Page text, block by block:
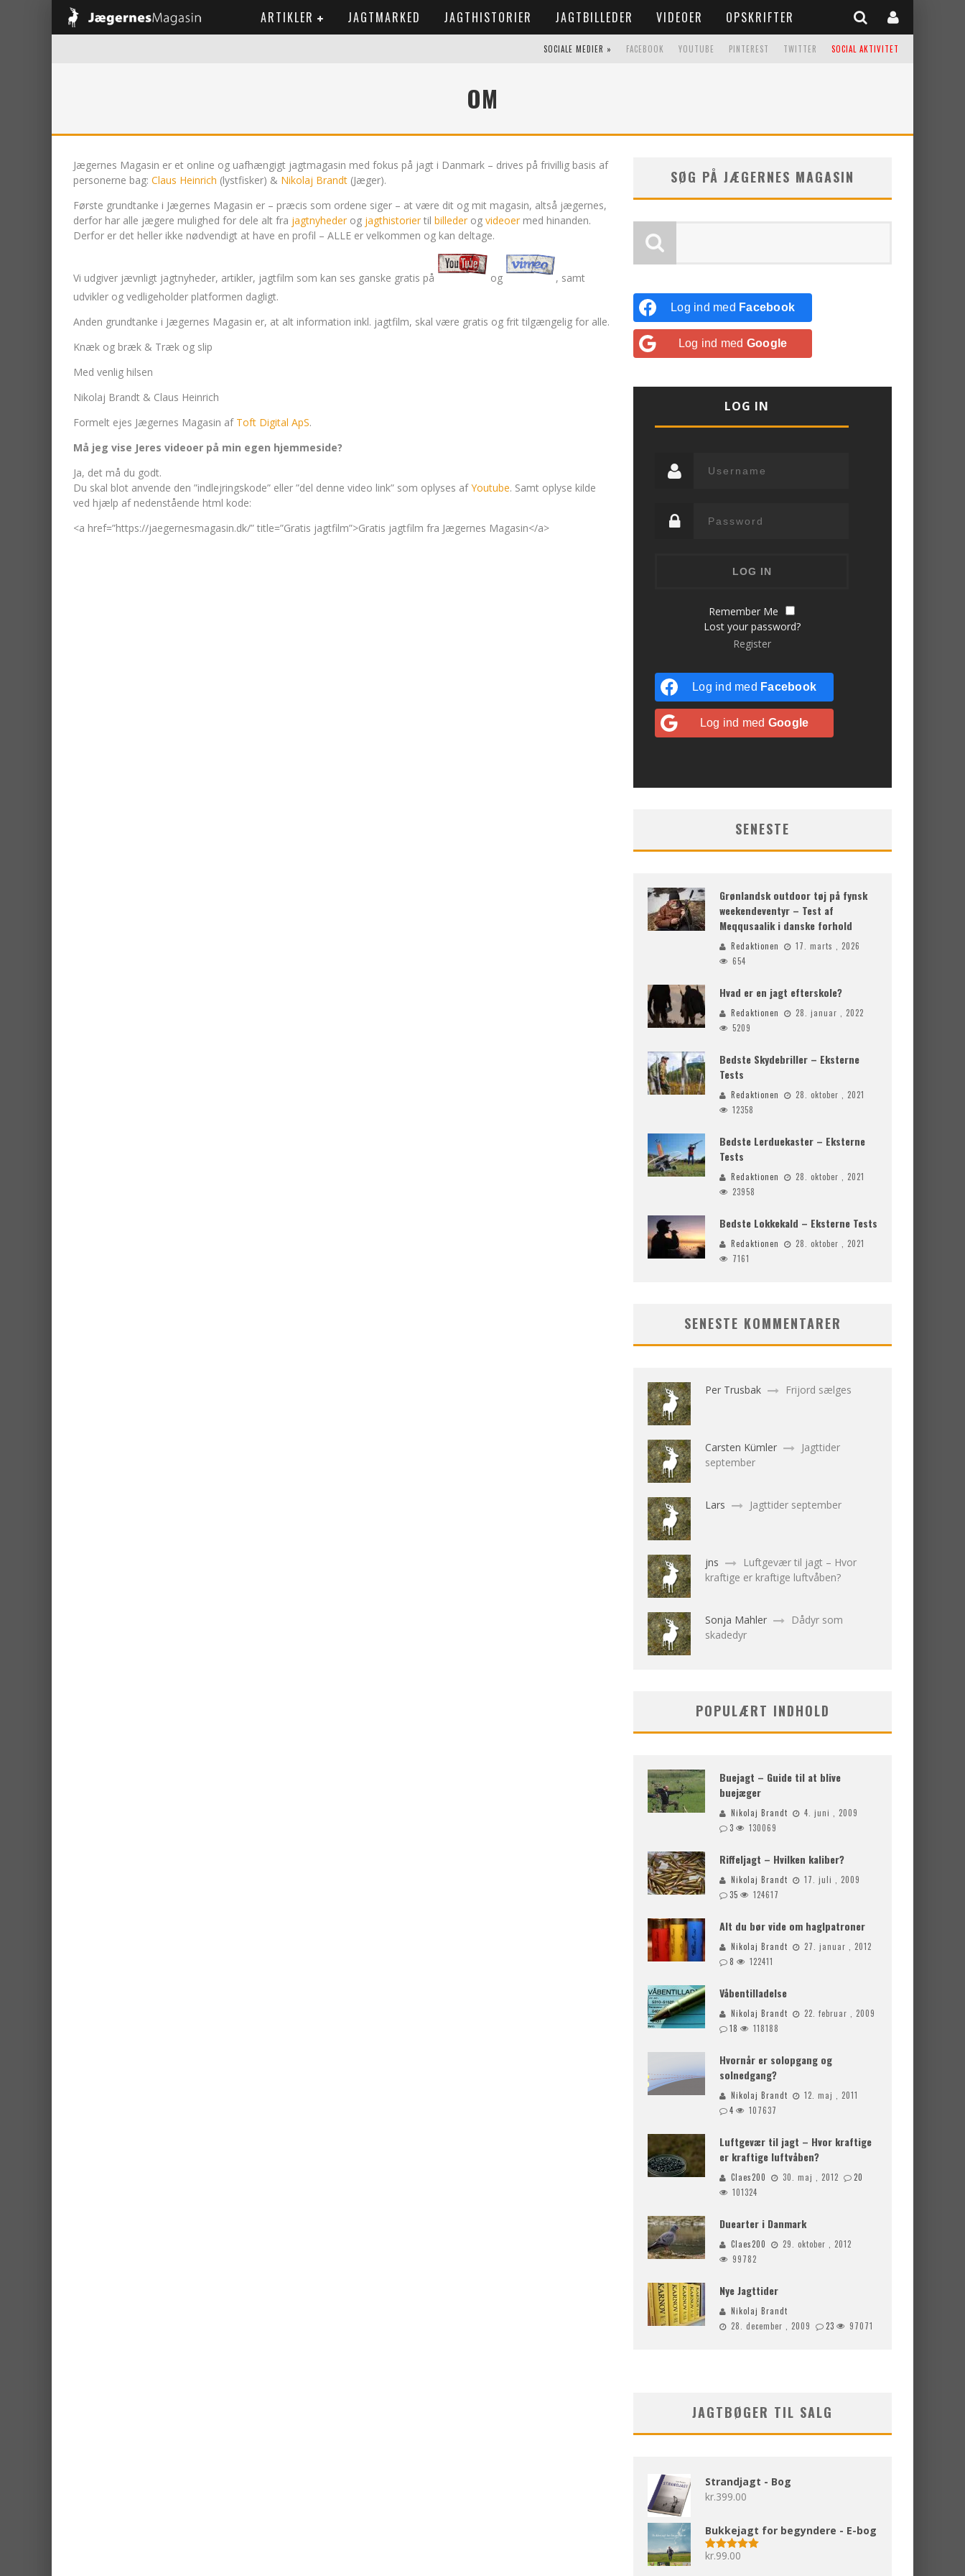
ARTIKLER JAGTMARKED JAGTHISTORIER JAGTBILLEDER VIDEOER OPSKRIFTER
SOCIAL AKTIVITET
TWITTER
PINTEREST
YOUTUBE
FACEBOOK
SOCIALE MEDIER »
OM
Jægernes Magasin er et online og uafhængigt jagtmagasin med fokus på jagt i Danmark – drives på frivillig basis af
personerne bag: Claus Heinrich (lystfisker) & Nikolaj Brandt (Jæger).
Første grundtanke i Jægernes Magasin er – præcis som ordene siger – at være dit og mit magasin, altså jægernes,
derfor har alle jægere mulighed for dele alt fra jagtnyheder og jagthistorier til billeder og videoer med hinanden.
Derfor er det heller ikke nødvendigt at have en profil – ALLE er velkommen og kan deltage.
Vi udgiver jævnligt jagtnyheder, artikler, jagtfilm som kan ses ganske gratis på og
, samt
udvikler og vedligeholder platformen dagligt.
Anden grundtanke i Jægernes Magasin er, at alt information inkl. jagtfilm, skal være gratis og frit tilgængelig for alle.
Knæk og bræk & Træk og slip
Med venlig hilsen
Nikolaj Brandt & Claus Heinrich
Formelt ejes Jægernes Magasin af Toft Digital ApS.
Må jeg vise Jeres videoer på min egen hjemmeside?
Ja, det må du godt.
Du skal blot anvende den ”indlejringskode” eller ”del denne video link” som oplyses afYoutube. Samt oplyse kilde
ved hjælp af nedenstående html kode:
<a href=”https://jaegernesmagasin.dk/” title=”Gratis jagtfilm”>Gratis jagtfilm fra Jægernes Magasin</a>
SØG PÅ JÆGERNES MAGASIN
Log ind med Facebook
Log ind med Google
LOG IN
Remember Me
Lost your password?
Register
Log ind med Facebook
Log ind med Google
SENESTE
Grønlandsk outdoor tøj på fynsk
weekendeventyr – Test af
Meqqusaalik i danske forhold
Redaktionen
17. marts , 2026
654
Hvad er en jagt efterskole?
Redaktionen
28. januar , 2022
5209
Bedste Skydebriller – Eksterne
Tests
Redaktionen
28. oktober , 2021
12358
Bedste Lerduekaster – Eksterne
Tests
Redaktionen
28. oktober , 2021
23958
Bedste Lokkekald – Eksterne Tests
Redaktionen
28. oktober , 2021
7161
SENESTE KOMMENTARER
Per Trusbak Frijord sælges
Carsten Kümler
Jagttider
september
Lars Jagttider september
jns
Luftgevær til jagt – Hvor
kraftige er kraftige luftvåben?
Sonja Mahler
Dådyr som
skadedyr
POPULÆRT INDHOLD
Buejagt – Guide til at blive
buejæger
Nikolaj Brandt
4. juni , 2009
3
130069
Riffeljagt – Hvilken kaliber?
Nikolaj Brandt
17. juli , 2009
35
124617
Alt du bør vide om haglpatroner
Nikolaj Brandt
27. januar , 2012
8
122411
Våbentilladelse
Nikolaj Brandt
22. februar , 2009
18
118188
Hvornår er solopgang og
solnedgang?
Nikolaj Brandt
12. maj , 2011
4
107637
Luftgevær til jagt – Hvor kraftige
er kraftige luftvåben?
Claes200 30. maj , 2012
20
101324
Duearter i Danmark
Claes200
29. oktober , 2012
99782
Nye Jagttider
Nikolaj Brandt
28. december , 2009
23 97071
JAGTBØGER TIL SALG
Strandjagt - Bog
kr.399.00
Bukkejagt for begyndere - E-bog
Vurderet
kr.99.00